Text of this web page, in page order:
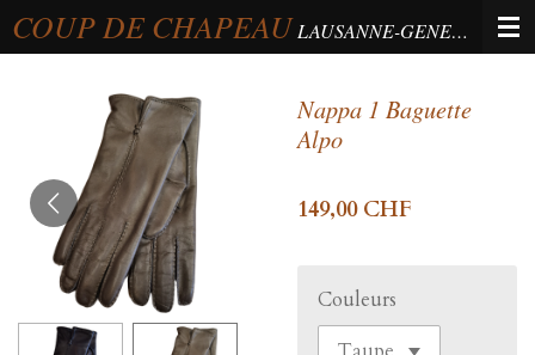
Passer
au
COUP DE CHAPEAU LAUSANNE-GENEVA-BERNE
Nappa 1 Baguette
Alpo
149,00 CHF
Couleurs